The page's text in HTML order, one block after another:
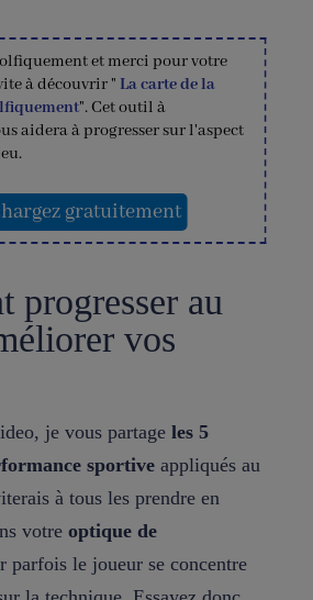
progresser au
vos
je vous partage les 5
sportiveappliqués au
à tous les prendre en
votre optique de
parfois le joueur se concentre